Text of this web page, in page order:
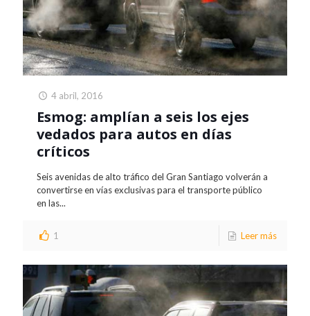
4 abril, 2016
Esmog: amplían a seis los ejes
vedados para autos en días
críticos
Seis avenidas de alto tráfico del Gran Santiago volverán a
convertirse en vías exclusivas para el transporte público
en las...
1 Leer más